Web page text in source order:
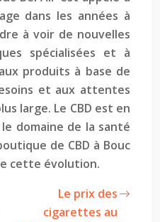
dans les années à
à voir de nouvelles
spécialisées et à
produits à base de
et aux attentes
large. Le CBD est en
domaine de la santé
de CBD à Bouc
cette évolution.
Le prix des
cigarettes au